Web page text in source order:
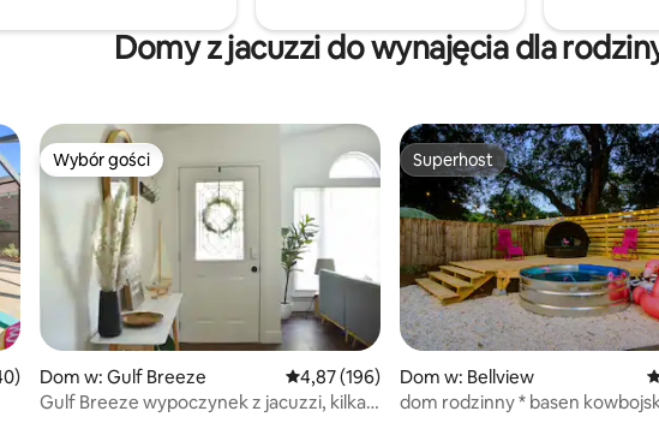
Domy z jacuzzi do wynajęcia dla
4,94 na 5, liczba recenzji: 140
Wybór gości
Wybór gości
Dom w: Gulf Breeze Średnia ocena: 4,87 na 5, liczba recenzji: 196
4,87 (196)
Gulf Breeze wypoczynek z jacuzzi, kilka
Superhost
Superhost
Dom w: Bellview
dom rodzinny * basen